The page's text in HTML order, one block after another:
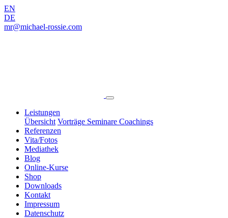
EN
DE
mr@michael-rossie.com
Leistungen
Übersicht Vorträge Seminare Coachings
Referenzen
Vita/Fotos
Mediathek
Blog
Online‑Kurse
Shop
Downloads
Kontakt
Impressum
Datenschutz